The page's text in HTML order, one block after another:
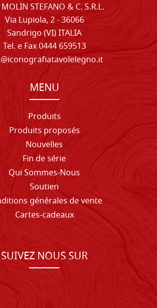
STEFANO & C. S.R.L.
Via Lupiola, 2 - 36066
Sandrigo (VI) ITALIA
Tel. e Fax 0444 659513
MENU
Produits
Produits proposés
Nouvelles
Fin de série
Qui Sommes-Nous
Soutien
générales de vente
Cartes-cadeaux
SUIVEZ NOUS SUR